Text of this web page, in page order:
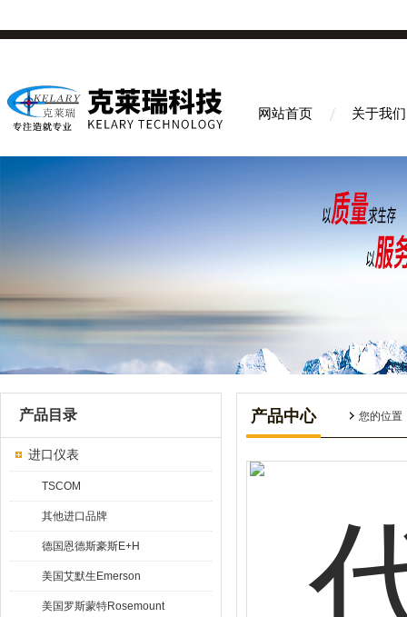
网站首页 关于我们
产品目录
进口仪表
TSCOM
其他进口品牌
德国恩德斯豪斯E+H
美国艾默生Emerson
美国罗斯蒙特Rosemount
产品中心 您的位置